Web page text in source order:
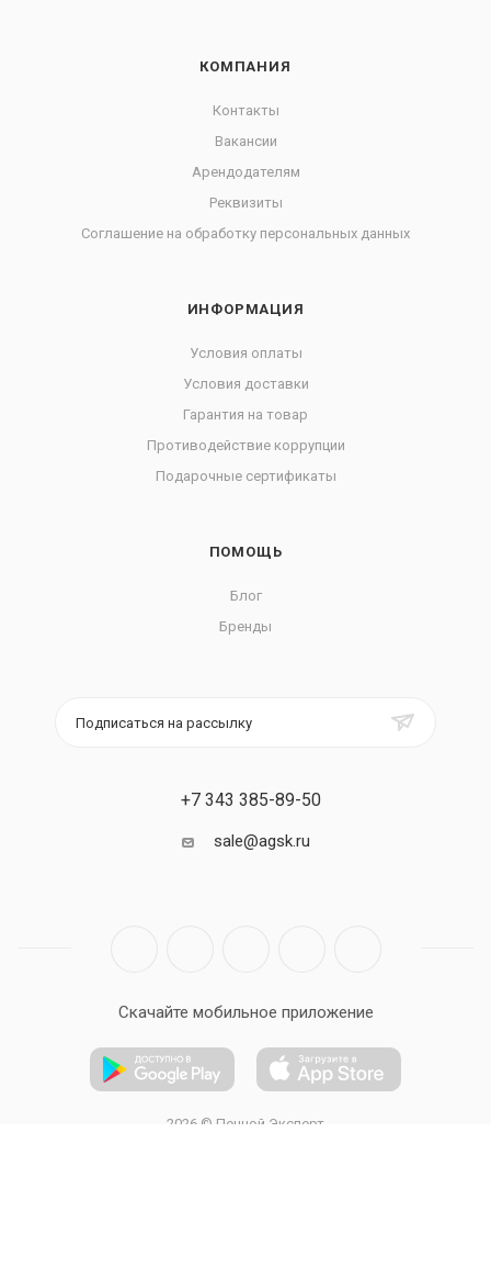
КОМПАНИЯ
Контакты
Вакансии
Арендодателям
Реквизиты
Соглашение на обработку персональных данных
ИНФОРМАЦИЯ
Условия оплаты
Условия доставки
Гарантия на товар
Противодействие коррупции
Подарочные сертификаты
ПОМОЩЬ
Блог
Бренды
Подписаться на рассылку
+7 343 385-89-50
sale@agsk.ru
Скачайте мобильное приложение
2026 © Печной Эксперт